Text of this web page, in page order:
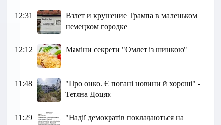
12:31
Взлет и крушение Трампа в маленьком
немецком городке
12:12 Маміни секрети "Омлет із шинкою"
11:48
"Про онко. Є погані новини й хороші" -
Тетяна Доцяк
11:29
"Надії демократів покладаються на